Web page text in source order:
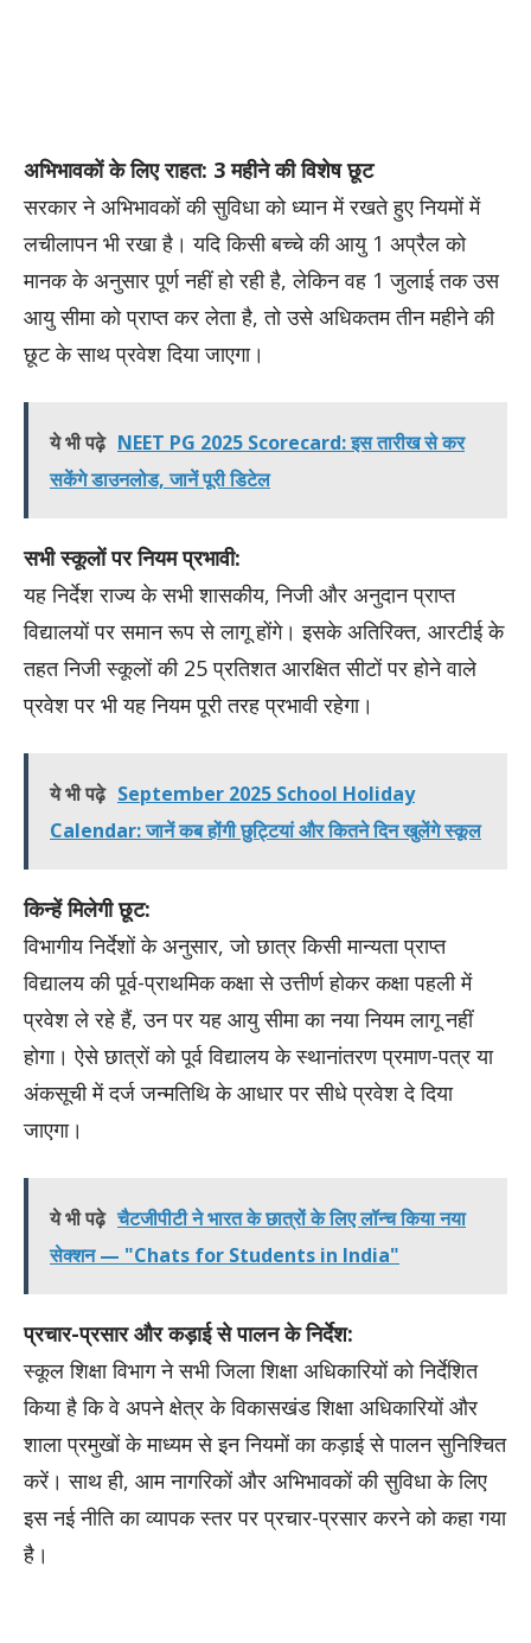
अभिभावकों के लिए राहत: 3 महीने की विशेष छूट
सरकार ने अभिभावकों की सुविधा को ध्यान में रखते हुए नियमों में
लचीलापन भी रखा है। यदि किसी बच्चे की आयु 1 अप्रैल को
मानक के अनुसार पूर्ण नहीं हो रही है, लेकिन वह 1 जुलाई तक उस
आयु सीमा को प्राप्त कर लेता है, तो उसे अधिकतम तीन महीने की
छूट के साथ प्रवेश दिया जाएगा।
ये भी पढ़े NEET PG 2025 Scorecard: इस तारीख से कर
सकेंगे डाउनलोड, जानें पूरी डिटेल
सभी स्कूलों पर नियम प्रभावी:
यह निर्देश राज्य के सभी शासकीय, निजी और अनुदान प्राप्त
विद्यालयों पर समान रूप से लागू होंगे। इसके अतिरिक्त, आरटीई के
तहत निजी स्कूलों की 25 प्रतिशत आरक्षित सीटों पर होने वाले
प्रवेश पर भी यह नियम पूरी तरह प्रभावी रहेगा।
ये भी पढ़े September 2025 School Holiday
Calendar: जानें कब होंगी छुट्टियां और कितने दिन खुलेंगे स्कूल
किन्हें मिलेगी छूट:
विभागीय निर्देशों के अनुसार, जो छात्र किसी मान्यता प्राप्त
विद्यालय की पूर्व-प्राथमिक कक्षा से उत्तीर्ण होकर कक्षा पहली में
प्रवेश ले रहे हैं, उन पर यह आयु सीमा का नया नियम लागू नहीं
होगा। ऐसे छात्रों को पूर्व विद्यालय के स्थानांतरण प्रमाण-पत्र या
अंकसूची में दर्ज जन्मतिथि के आधार पर सीधे प्रवेश दे दिया
जाएगा।
ये भी पढ़े चैटजीपीटी ने भारत के छात्रों के लिए लॉन्च किया नया
सेक्शन — "Chats for Students in India"
प्रचार-प्रसार और कड़ाई से पालन के निर्देश:
स्कूल शिक्षा विभाग ने सभी जिला शिक्षा अधिकारियों को निर्देशित
किया है कि वे अपने क्षेत्र के विकासखंड शिक्षा अधिकारियों और
शाला प्रमुखों के माध्यम से इन नियमों का कड़ाई से पालन सुनिश्चित
करें। साथ ही, आम नागरिकों और अभिभावकों की सुविधा के लिए
इस नई नीति का व्यापक स्तर पर प्रचार-प्रसार करने को कहा गया
है।